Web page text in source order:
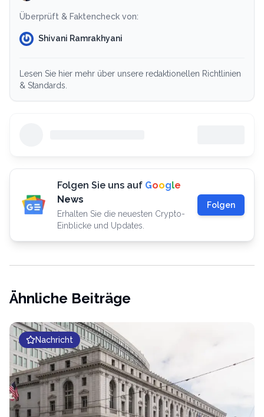
Überprüft & Faktencheck von:
Shivani Ramrakhyani
Lesen Sie hier mehr über unsere redaktionellen Richtlinien
& Standards.
Folgen Sie uns auf Google
News
Erhalten Sie die neuesten Crypto-
Einblicke und Updates.
Folgen
Ähnliche Beiträge
Nachricht